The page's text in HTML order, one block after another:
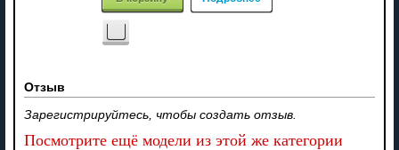
Отзыв
Зарегистрируйтесь, чтобы создать отзыв.
Посмотрите ещё модели из этой же категории